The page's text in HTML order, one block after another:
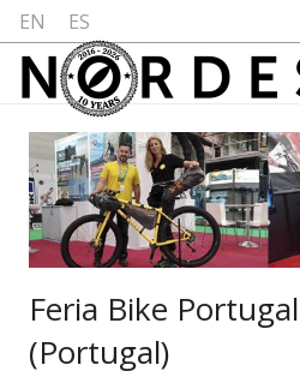
EN ES
Feria Bike
(Portugal)